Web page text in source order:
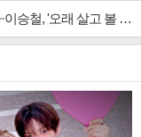
래 살고 볼 일' 특집 출격